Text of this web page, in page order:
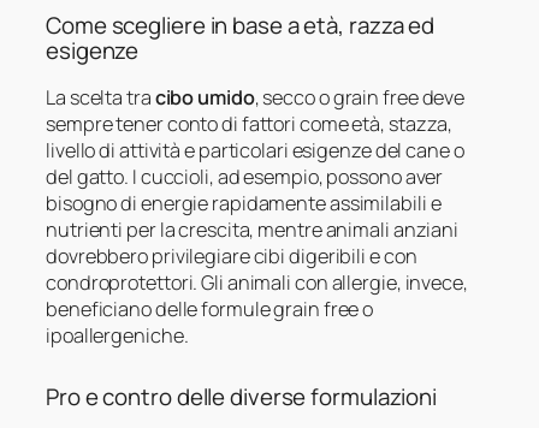
Come scegliere in base a età, razza ed
esigenze
La scelta tracibo umido, secco o grain free deve
sempre tener conto di fattori come età, stazza,
livello di attività e particolari esigenze del cane o
del gatto. I cuccioli, ad esempio, possono aver
bisogno di energie rapidamente assimilabili e
nutrienti per la crescita, mentre animali anziani
dovrebbero privilegiare cibi digeribili e con
condroprotettori. Gli animali con allergie, invece,
beneficiano delle formule grain free o
ipoallergeniche.
Pro e contro delle diverse formulazioni